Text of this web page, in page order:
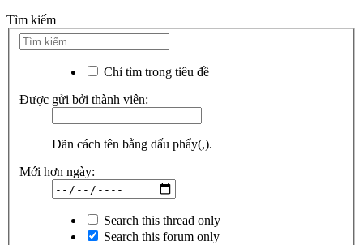
Tìm kiếm
Chỉ tìm trong tiêu đề
Được gửi bởi thành viên:
Dãn cách tên bằng dấu phẩy(,).
Mới hơn ngày:
Search this thread only
Search this forum only